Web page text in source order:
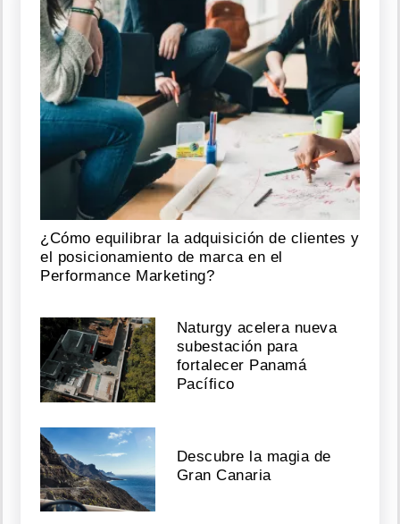
¿Cómo equilibrar la adquisición de clientes y
el posicionamiento de marca en el
Performance Marketing?
Naturgy acelera nueva
subestación para
fortalecer Panamá
Pacífico
Descubre la magia de
Gran Canaria